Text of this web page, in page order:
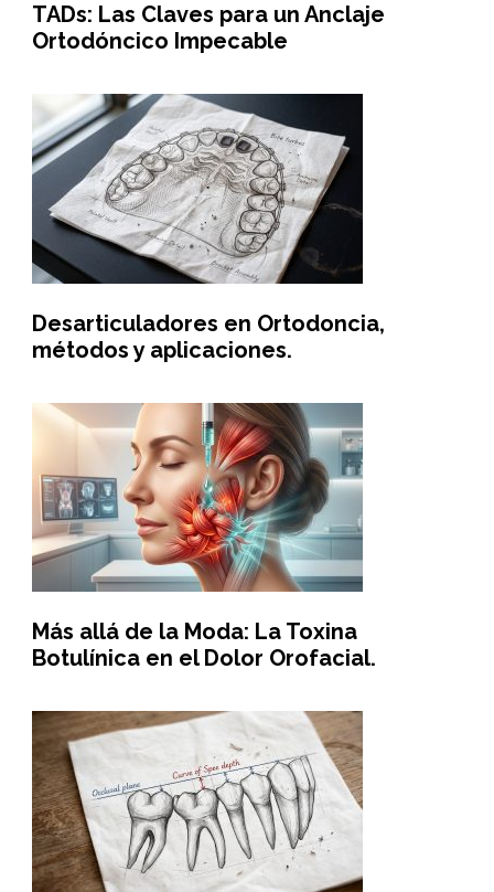
TADs: Las Claves para un Anclaje
Ortodóncico Impecable
Desarticuladores en Ortodoncia,
métodos y aplicaciones.
Más allá de la Moda: La Toxina
Botulínica en el Dolor Orofacial.